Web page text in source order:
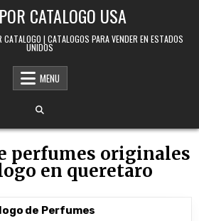
CATALOGO USA
| CATALOGOS PARA VENDER EN ESTADOS
UNIDOS
MENU
perfumes originales
en queretaro
de Perfumes